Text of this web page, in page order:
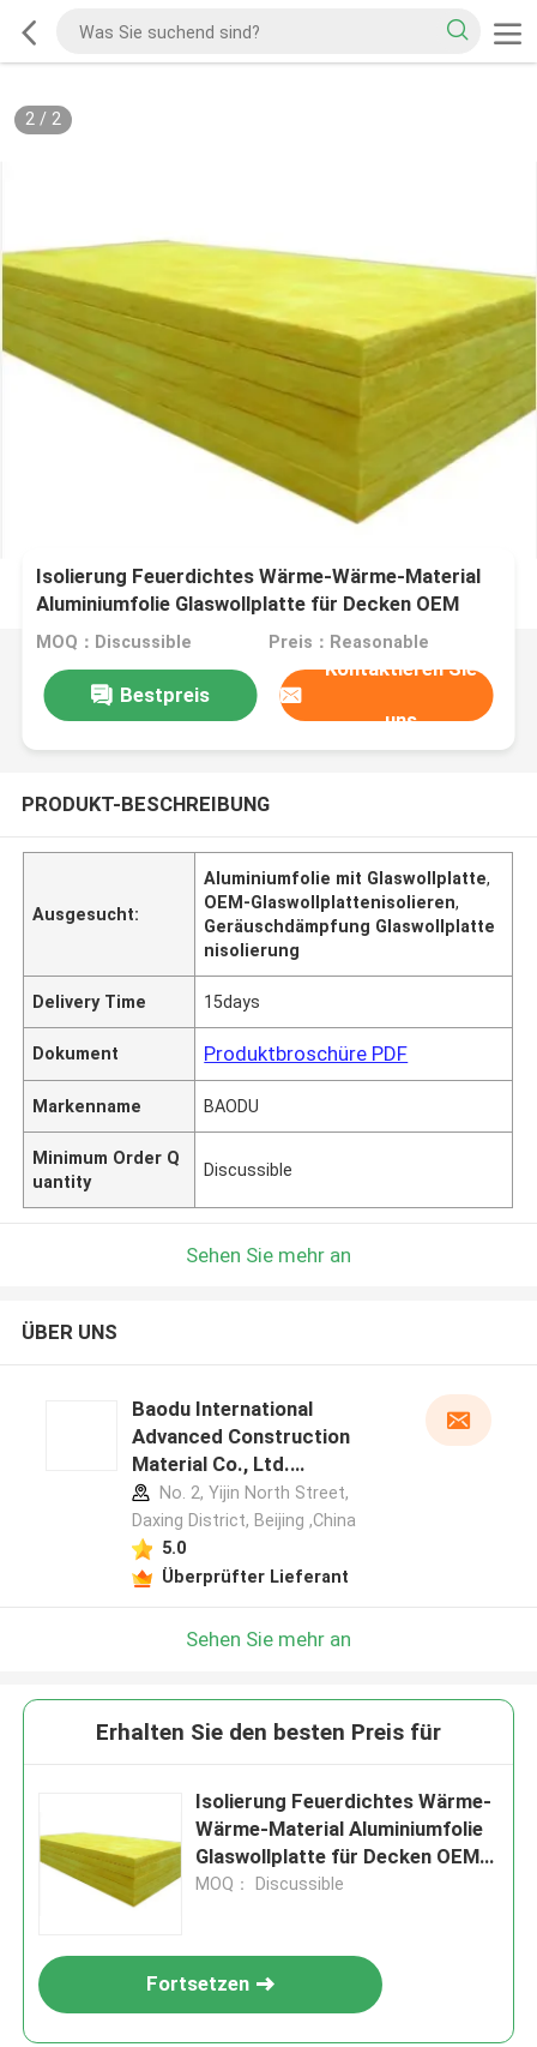
2/ 2
Isolierung Feuerdichtes Wärme-Wärme-Material
Aluminiumfolie Glaswollplatte für Decken OEM
Geräuschabsorption
MOQ：Discussible Preis：Reasonable
Bestpreis
Kontaktieren Sie
uns
PRODUKT-BESCHREIBUNG
Ausgesucht:
Aluminiumfolie mit Glaswollplatte,
OEM-Glaswollplattenisolieren,
Geräuschdämpfung Glaswollplatte
nisolierung
Delivery Time 15days
Dokument Produktbroschüre PDF
Markenname BAODU
Minimum Order Q
uantity
Discussible
Sehen Sie mehr an
ÜBER UNS
Baodu International
Advanced Construction
Material Co., Ltd.
Herstellerprofil
No. 2, Yijin North Street,
Daxing District, Beijing ,China
5.0
Überprüfter Lieferant
Sehen Sie mehr an
Erhalten Sie den besten Preis für
Isolierung Feuerdichtes Wärme-
Wärme-Material Aluminiumfolie
Glaswollplatte für Decken OEM
Geräuschabsorption
MOQ： Discussible
Fortsetzen